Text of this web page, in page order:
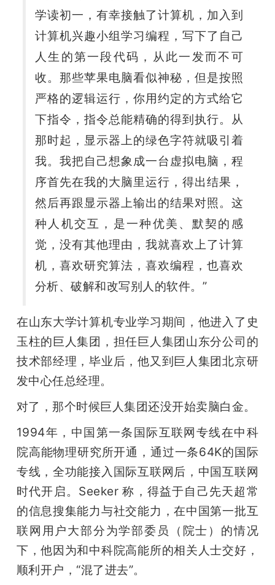
学读初一，有幸接触了计算机，加入到
计算机兴趣小组学习编程，写下了自己
人生的第一段代码，从此一发而不可
收。那些苹果电脑看似神秘，但是按照
严格的逻辑运行，你用约定的方式给它
下指令，指令总能精确的得到执行。从
那时起，显示器上的绿色字符就吸引着
我。我把自己想象成一台虚拟电脑，程
序首先在我的大脑里运行，得出结果，
然后再跟显示器上输出的结果对照。这
种人机交互，是一种优美、默契的感
觉，没有其他理由，我就喜欢上了计算
机，喜欢研究算法，喜欢编程，也喜欢
分析、破解和改写别人的软件。 ”
在山东大学计算机专业学习期间，他进入了史
玉柱的巨人集团，担任巨人集团山东分公司的
技术部经理，毕业后，他又到巨人集团北京研
发中心任总经理。
对了，那个时候巨人集团还没开始卖脑白金。
1994年，中国第一条国际互联网专线在中科
院高能物理研究所开通，通过一条64K的国际
专线，全功能接入国际互联网后，中国互联网
时代开启。Seeker 称，得益于自己先天超常
的信息搜集能力与社交能力，在中国第一批互
联网用户大部分为学部委员（院士）的情况
下，他因为和中科院高能所的相关人士交好，
顺利开户，“混了进去”。